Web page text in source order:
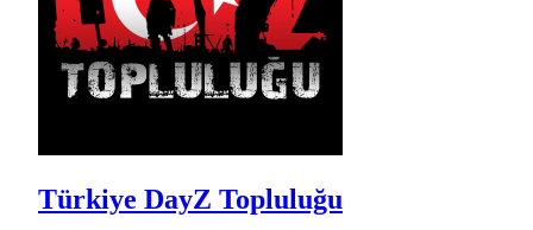
Türkiye DayZ Topluluğu